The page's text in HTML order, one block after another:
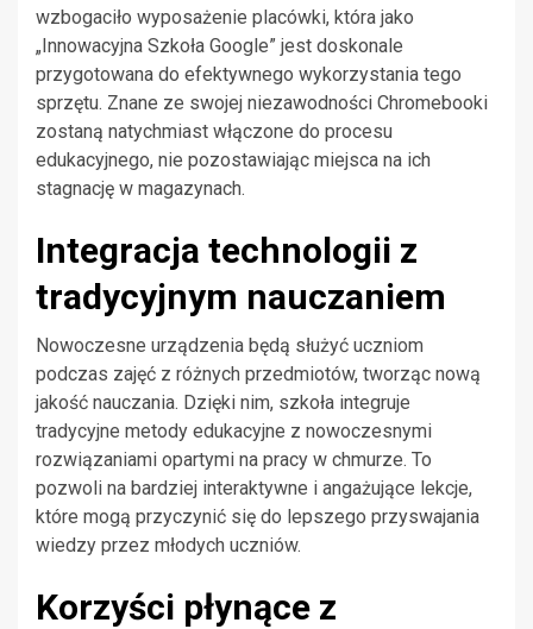
wzbogaciło wyposażenie placówki, która jako
„Innowacyjna Szkoła Google” jest doskonale
przygotowana do efektywnego wykorzystania tego
sprzętu. Znane ze swojej niezawodności Chromebooki
zostaną natychmiast włączone do procesu
edukacyjnego, nie pozostawiając miejsca na ich
stagnację w magazynach.
Integracja technologii z
tradycyjnym nauczaniem
Nowoczesne urządzenia będą służyć uczniom
podczas zajęć z różnych przedmiotów, tworząc nową
jakość nauczania. Dzięki nim, szkoła integruje
tradycyjne metody edukacyjne z nowoczesnymi
rozwiązaniami opartymi na pracy w chmurze. To
pozwoli na bardziej interaktywne i angażujące lekcje,
które mogą przyczynić się do lepszego przyswajania
wiedzy przez młodych uczniów.
Korzyści płynące z